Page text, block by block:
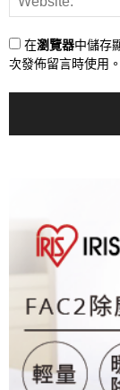
在瀏覽器中儲存
次發佈留言時使用。